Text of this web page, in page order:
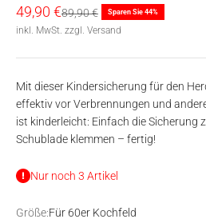
Angebot
49,90 €Regulärer Preis
89,90 € Sparen Sie 44%
inkl. MwSt. zzgl. Versand
Mit dieser Kindersicherung für den
effektiv vor Verbrennungen und
ist kinderleicht: Einfach die Sicherung
Schublade klemmen – fertig!
Nur noch 3 Artikel
Größe:Für 60er Kochfeld